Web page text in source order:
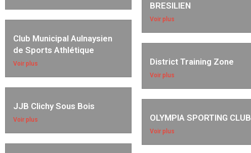
BRESILIEN
Voir plus
Club Municipal Aulnaysien
de Sports Athlétique
Voir plus District Training Zone
Voir plus
JJB Clichy Sous Bois
Voir plus OLYMPIA SPORTING CLUB
Voir plus